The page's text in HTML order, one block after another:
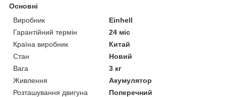
Основні
Виробник
Einhell
Гарантійний термін
24 міс
Країна виробник
Китай
Стан
Новий
Вага
3 кг
Живлення
Акумулятор
Розташування двигуна
Поперечний